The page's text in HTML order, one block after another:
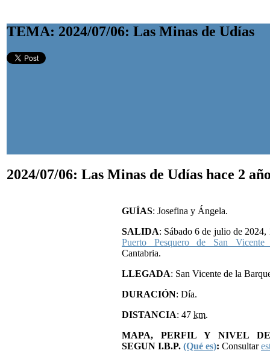
TEMA: 2024/07/06: Las Minas de Udías
2024/07/06: Las Minas de Udías hace 2
GUÍAS: Josefina y Ángela.
SALIDA: Sábado 6 de julio de
Puerto Pesquero de San
Cantabria.
LLEGADA: San Vicente de la
DURACIÓN: Día.
DISTANCIA: 47 km.
MAPA, PERFIL Y NIVEL
SEGUN I.B.P. (Qué es): Consultar